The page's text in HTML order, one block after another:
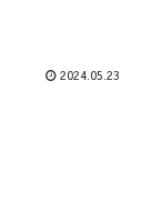
2024.05.23